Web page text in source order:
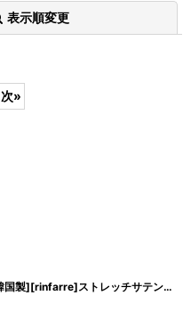
表示順変更
次»
[韓国製][rinfarre]ストレッチサテン・ドレープ・ノースリーブ・Vネック・サイドスリット・マーメイドライン・ロングドレス・ワンピース[山崎みどり着用][送料無料]mybk